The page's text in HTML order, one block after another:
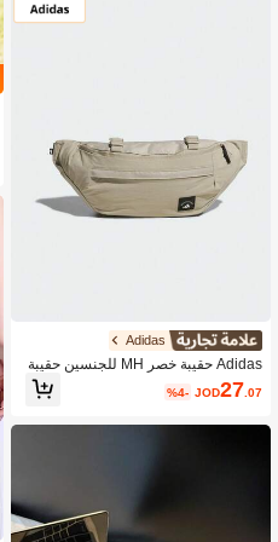
Adidas
Adidas حقيبة خصر MH للجنسين حقيبة
كروس بودي L KT3090
JOD27 .07
%4-